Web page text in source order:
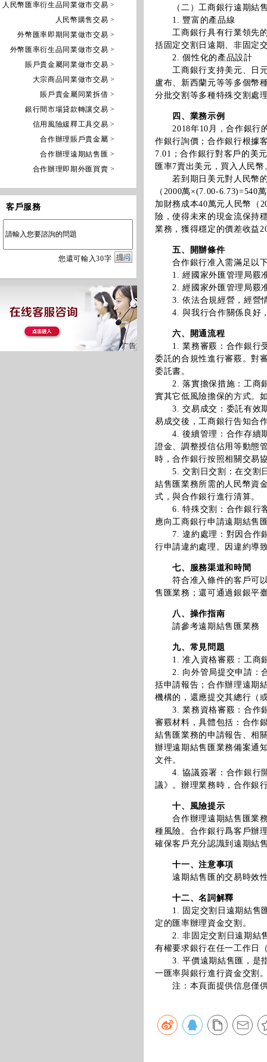
人民幣匯率衍生品同業做市交易 >
人民幣購售交易 >
外幣匯率即期同業做市交易 >
外幣匯率衍生品同業做市交易 >
賬戶貴金屬同業做市交易 >
大宗商品同業做市交易 >
賬戶貴金屬同業拆借 >
銀行間市場貸款轉讓交易 >
信用風險緩釋工具交易 >
合作辦理賬戶貴金屬 >
合作辦理遠期結售匯 >
合作辦理即期外匯買賣 >
客戶服務
您還可輸入30字
（二）工商銀行遠期結售
1. 豐富的產品線
工商銀行具有行業領先的
括固定交割日遠期、非固定
2. 個性化的產品設計
工商銀行支持美元、日元
盧布、新西蘭元等等多個幣
分批交割等多種特殊交割處
四、業務示例
2018年10月，合作銀行的
作銀行詢價；合作銀行根據
7.01；合作銀行對客戶的美
匯率7賣出美元，買入人民幣
若到期日美元對人民幣的
（2000萬×(7.00-6.73)=540
加財務成本40萬元人民幣（
險，使得未來的現金流保持
業務，獲得穩定的價差收益
五、開辦條件
合作銀行准入需滿足以
1. 經國家外匯管理局覈准
2. 經國家外匯管理局覈准
3. 依法合規經營，經營情
4. 與我行合作關係良好
六、開通流程
1. 業務審覈：合作銀行受
委託的合規性進行審覈。對
委託書。
2. 落實擔保措施：工商銀
實其它低風險擔保的方式。
3. 交易成交：委託有效期
易成交後，工商銀行告知合
4. 後續管理：合作存續期
證金、調整授信佔用等動態
時，合作銀行按照相關交易
5. 交割日交割：在交割日
結售匯業務所需的人民幣資
式，與合作銀行進行清算。
6. 特殊交割：合作銀行客
應向工商銀行申請遠期結售
7. 違約處理：對因合作銀
行申請違約處理。因違約導
七、服務渠道和時間
符合准入條件的客戶可以
售匯業務；還可通過銀銀平
八、操作指南
請參考遠期結售匯業務
九、常見問題
1. 准入資格審覈：工商銀
2. 向外管局提交申請：合
括申請報告；合作辦理遠期
機構的，還應提交其總行（
3. 業務資格審覈：合作銀
審覈材料，具體包括：合作
結售匯業務的申請報告、相
辦理遠期結售匯業務備案通
文件。
4. 協議簽署：合作銀行開
議》。辦理業務時，合作銀
十、風險提示
合作辦理遠期結售匯業務
種風險。合作銀行爲客戶辦
確保客戶充分認識到遠期結
十一、注意事項
遠期結售匯的交易時效性
十二、名詞解釋
1. 固定交割日遠期結售匯
定的匯率辦理資金交割。
2. 非固定交割日遠期結售
有權要求銀行在任一工作日
3. 平價遠期結售匯，是指
一匯率與銀行進行資金交割
注：本頁面提供信息僅供